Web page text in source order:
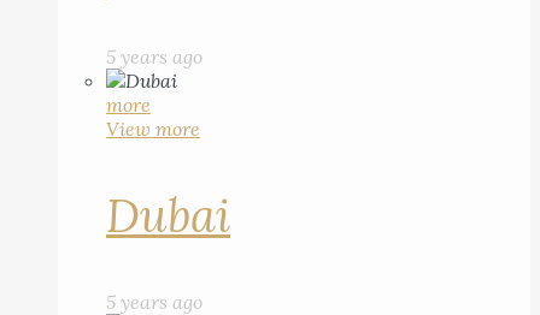
5 years ago
more
View more
Dubai
5 years ago